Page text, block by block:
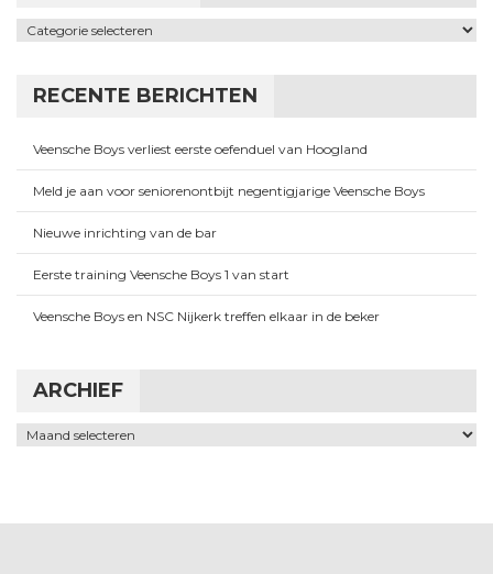
Categorieën
RECENTE BERICHTEN
Veensche Boys verliest eerste oefenduel van Hoogland
Meld je aan voor seniorenontbijt negentigjarige Veensche Boys
Nieuwe inrichting van de bar
Eerste training Veensche Boys 1 van start
Veensche Boys en NSC Nijkerk treffen elkaar in de beker
ARCHIEF
Archief